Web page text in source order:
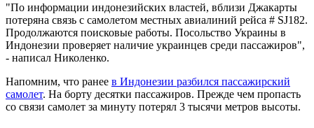
"По информации индонезийских властей, вблизи Джакарты
потеряна связь с самолетом местных авиалиний рейса # SJ182.
Продолжаются поисковые работы. Посольство Украины в
Индонезии проверяет наличие украинцев среди пассажиров",
- написал Николенко.
Напомним, что ранее в Индонезии разбился пассажирский
самолет. На борту десятки пассажиров. Прежде чем пропасть
со связи самолет за минуту потерял 3 тысячи метров высоты.